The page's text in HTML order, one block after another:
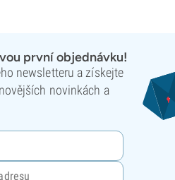
první objednávku!
newsletteru a získejte
novinkách a